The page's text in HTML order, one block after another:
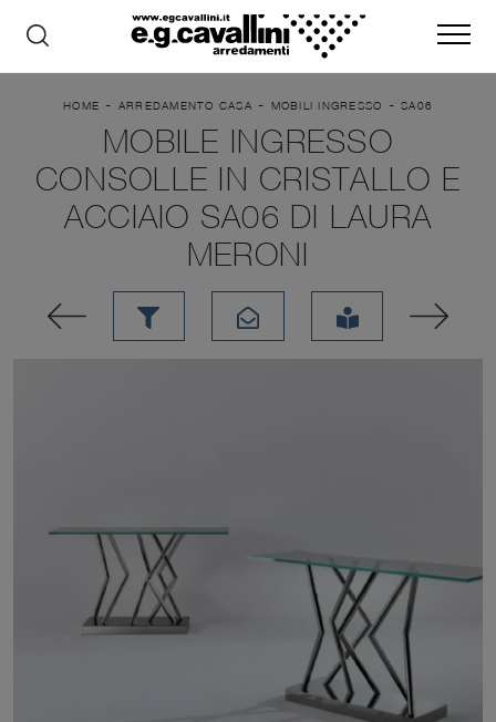
HOME - ARREDAMENTO CASA - MOBILI INGRESSO - SA06
MOBILE INGRESSO
CONSOLLE IN CRISTALLO E
ACCIAIO SA06 DI LAURA
MERONI